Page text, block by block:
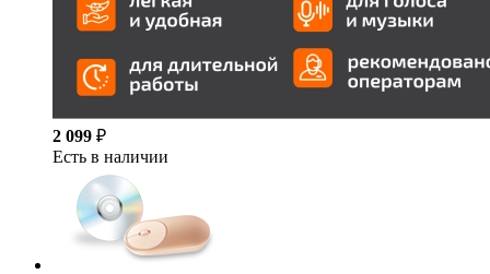
2 099 ₽
Есть в наличии